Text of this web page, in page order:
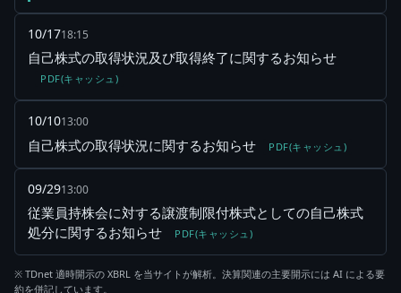
10/1718:15
自己株式の取得状況及び取得終了に関するお知らせ
PDF(キャッシュ)
10/1013:00
自己株式の取得状況に関するお知らせ PDF(キャッシュ)
09/2913:00
従業員持株会に対する譲渡制限付株式としての自己株式
処分に関するお知らせ
PDF(キャッシュ)
※ TDnet 適時開示の XBRL を当サイトが解析。決算関連の主要開示には AI による要
約を併記しています。